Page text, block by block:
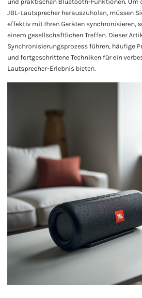
JBL-Lautsprecher herauszuholen, müssen
effektiv mit Ihren Geräten synchronisieren,
einem gesellschaftlichen Treffen. Dieser
Synchronisierungsprozess führen, häufige
und fortgeschrittene Techniken für ein
Lautsprecher-Erlebnis bieten.